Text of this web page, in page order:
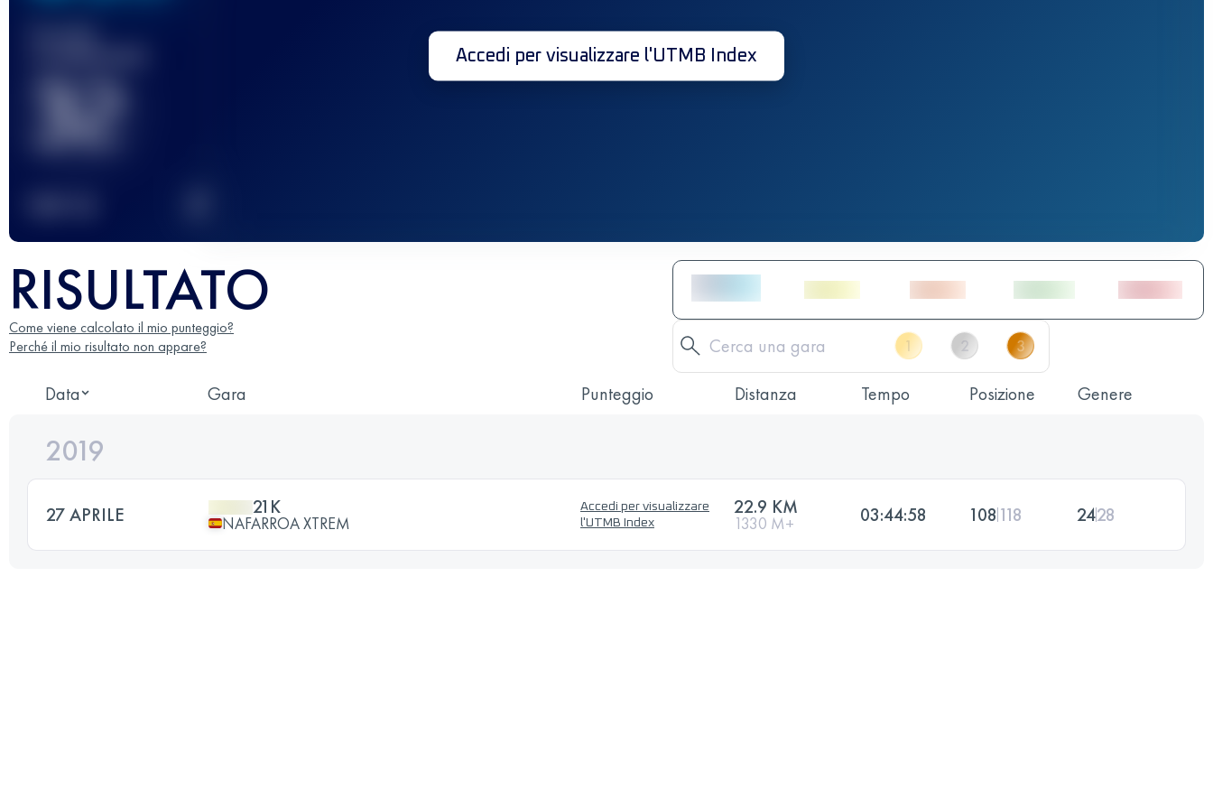
Gara(e)
32
Accedi per visualizzare l'UTMB Index
RISULTATO
Come viene calcolato il mio punteggio?
Perché il mio risultato non appare?
Data Gara Punteggio Distanza Tempo Posizione Genere
2019
27 APRILE 21K
NAFARROA XTREM
Accedi per visualizzare
l'UTMB Index
22.9 KM
1330 M+ 03:44:58 108 118 2428